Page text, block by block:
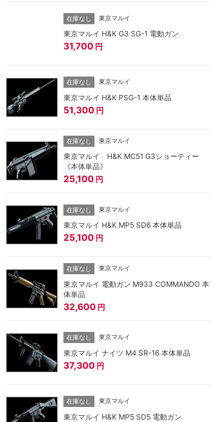
在庫なし 東京マルイ
東京マルイ H&K G3 SG-1 電動ガン
31,700 円
在庫なし 東京マルイ
東京マルイ H&K PSG-1 本体単品
51,300 円
在庫なし 東京マルイ
東京マルイ H&K MC51 G3ショーティー
《本体単品》
25,100 円
在庫なし 東京マルイ
東京マルイ H&K MP5 SD6 本体単品
25,100 円
在庫なし 東京マルイ
東京マルイ 電動ガン M933 COMMANDO 本
体単品
32,600 円
在庫なし 東京マルイ
東京マルイ ナイツ M4 SR-16 本体単品
37,300 円
在庫なし 東京マルイ
東京マルイ H&K MP5 SD5 電動ガン